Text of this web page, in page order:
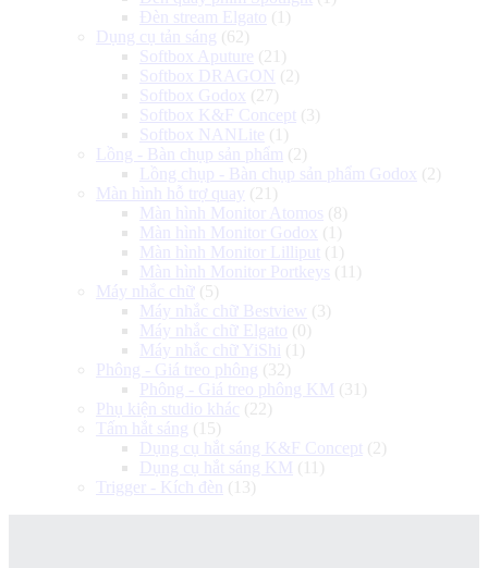
Đèn stream Elgato (1)
Dụng cụ tản sáng (62)
Softbox Aputure (21)
Softbox DRAGON (2)
Softbox Godox (27)
Softbox K&F Concept (3)
Softbox NANLite (1)
Lồng - Bàn chụp sản phẩm (2)
Lồng chụp - Bàn chụp sản phẩm Godox (2)
Màn hình hỗ trợ quay (21)
Màn hình Monitor Atomos (8)
Màn hình Monitor Godox (1)
Màn hình Monitor Lilliput (1)
Màn hình Monitor Portkeys (11)
Máy nhắc chữ (5)
Máy nhắc chữ Bestview (3)
Máy nhắc chữ Elgato (0)
Máy nhắc chữ YiShi
(1)
Phông - Giá treo phông (32)
Phông - Giá treo phông KM (31)
Phụ kiện studio khác (22)
Tấm hắt sáng (15)
Dụng cụ hắt sáng K&F Concept (2)
Dụng cụ hắt sáng KM (11)
Trigger - Kích đèn
(13)